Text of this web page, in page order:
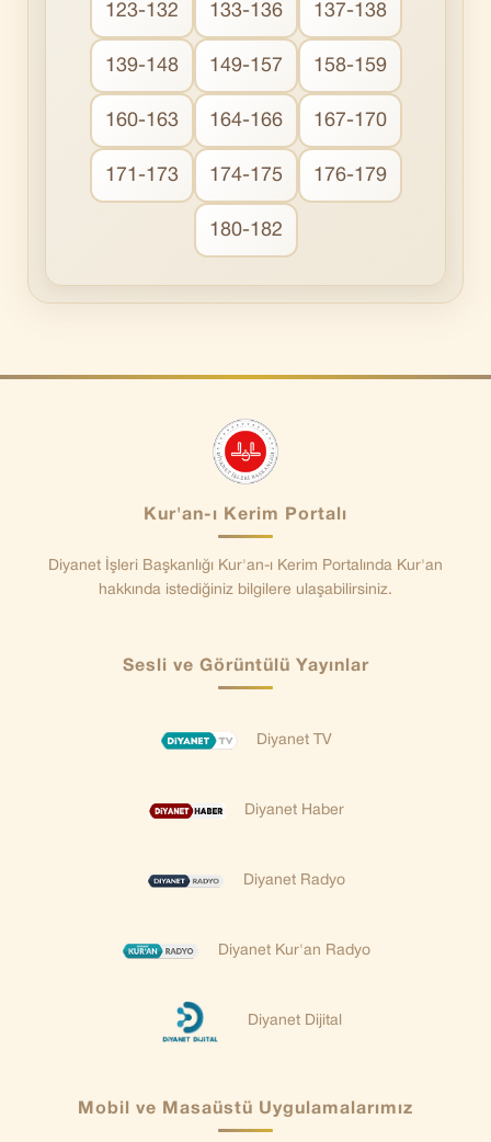
123-132 133-136 137-138
139-148 149-157 158-159
160-163 164-166 167-170
171-173 174-175 176-179
180-182
Kur'an-ı Kerim Portalı
Diyanet İşleri Başkanlığı Kur'an-ı Kerim Portalında Kur'an
hakkında istediğiniz bilgilere ulaşabilirsiniz.
Sesli ve Görüntülü Yayınlar
Diyanet TV
Diyanet Haber
Diyanet Radyo
Diyanet Kur'an Radyo
Diyanet Dijital
Mobil ve Masaüstü Uygulamalarımız